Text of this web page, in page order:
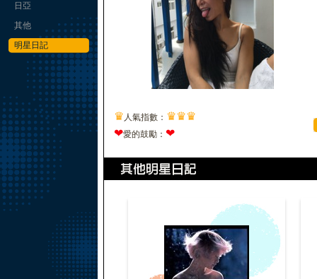
日亞
其他
明星日記
♛ 人氣指數： ♛♛♛
❤愛的鼓勵： ❤